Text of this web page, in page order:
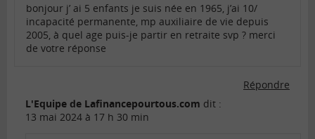
bonjour j’ ai 5 enfants je suis née en 1965, j’ai 10/
incapacité permanente, mp auxiliaire de vie depuis
2005, à quel age puis-je partir en retraite svp ? merci
de votre réponse
Répondre
L'Equipe de Lafinancepourtous.com dit :
13 mai 2024 à 17 h 30 min